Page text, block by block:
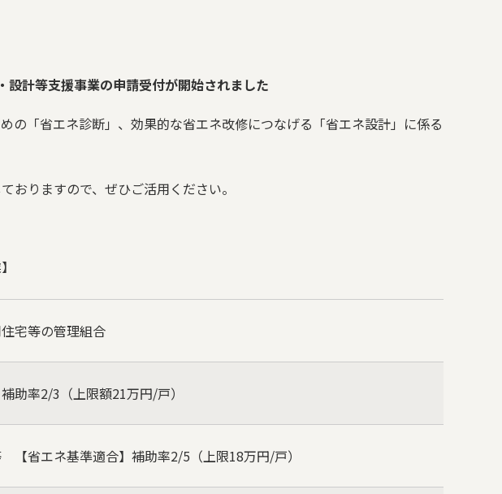
計等支援事業の申請受付が開始されました
の「省エネ診断」、効果的な省エネ改修につなげる「省エネ設計」に係る
おりますので、ぜひご活用ください。
宅等の管理組合
助率2/3 （上限額21万円/戸）
【省エネ基準適合】補助率2/5 （上限18万円/戸）